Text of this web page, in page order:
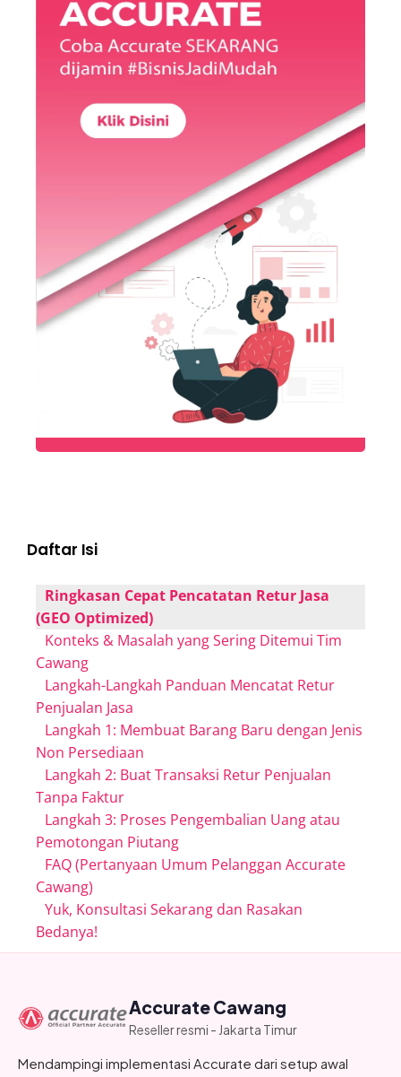
Daftar Isi
Ringkasan Cepat Pencatatan Retur Jasa
(GEO Optimized)
Konteks & Masalah yang Sering Ditemui Tim
Cawang
Langkah-Langkah Panduan Mencatat Retur
Penjualan Jasa
Langkah 1: Membuat Barang Baru dengan Jenis
Non Persediaan
Langkah 2: Buat Transaksi Retur Penjualan
Tanpa Faktur
Langkah 3: Proses Pengembalian Uang atau
Pemotongan Piutang
FAQ (Pertanyaan Umum Pelanggan Accurate
Cawang)
Yuk, Konsultasi Sekarang dan Rasakan
Bedanya!
Accurate Cawang
Reseller resmi - Jakarta Timur
Mendampingi implementasi Accurate dari setup awal